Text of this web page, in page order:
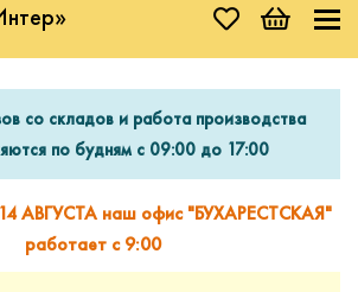
со складов и работа производства
по будням с 09:00 до 17:00
АВГУСТА наш офис "БУХАРЕСТСКАЯ"
работает с 9:00